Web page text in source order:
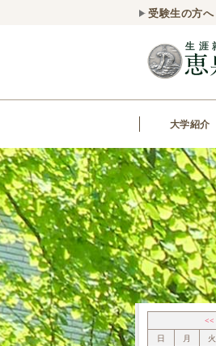
受験生の方へ
大学紹介
<<
日
月 火